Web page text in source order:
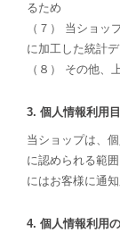
るため
（７） 当ショッ
に加工した統計
（８） その他、
3. 個人情報利用
当ショップは、
に認められる範
にはお客様に通
4. 個人情報利用